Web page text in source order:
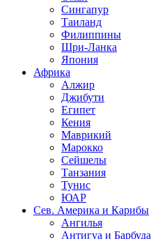
Сингапур
Таиланд
Филиппины
Шри-Ланка
Япония
Африка
Алжир
Джибути
Египет
Кения
Маврикий
Марокко
Сейшелы
Танзания
Тунис
ЮАР
Сев. Америка и Карибы
Ангилья
Антигуа и Барбуда